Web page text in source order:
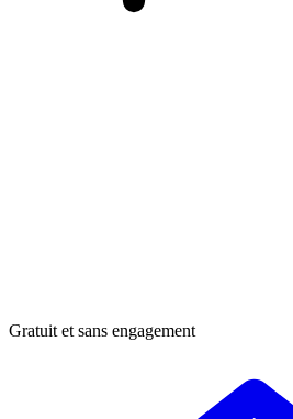
Gratuit et sans engagement